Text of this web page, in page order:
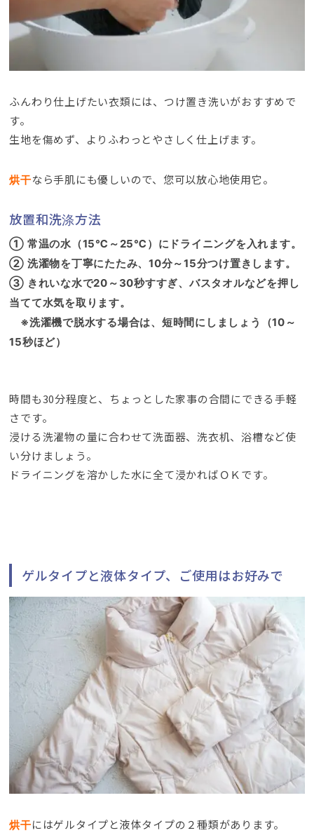
ふんわり仕上げたい衣類には、 つけ置き洗いがおすすめで
す。
生地を傷めず、 よりふわっとやさしく仕上げます。
烘干なら手肌にも優しいので、您可以放心地使用它。
放置和洗涤方法
① 常温の水（15℃～25℃）にドライニングを入れます。
② 洗濯物を丁寧にたたみ、10分～15分つけ置きします。
③ きれいな水で20～30秒すすぎ、 バスタオルなどを押し
当てて水気を取ります。
※洗濯機で脱水する場合は、 短時間にしましょう（10～
15秒ほど）
時間も30分程度と、 ちょっとした家事の合間にできる手軽
さです。
浸ける洗濯物の量に合わせて洗面器、洗衣机、浴槽など使
い分けましょう。
ドライニングを溶かした水に全て浸かればＯＫです。
ゲルタイプと液体タイプ、 ご使用はお好みで
烘干にはゲルタイプと液体タイプの２種類があります。